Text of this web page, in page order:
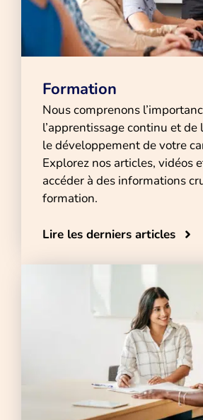
Formation
Nous comprenons
l’apprentissage continu et de
le développement de votre
Explorez nos articles, vidéos
accéder à des informations
formation.
Lire les derniers articles